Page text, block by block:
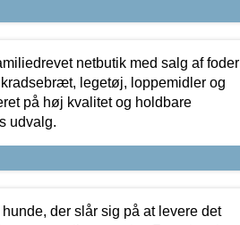
netbutik med salg af foder
legetøj, loppemidler og
på høj kvalitet og holdbare
udvalg.
der slår sig på at levere det